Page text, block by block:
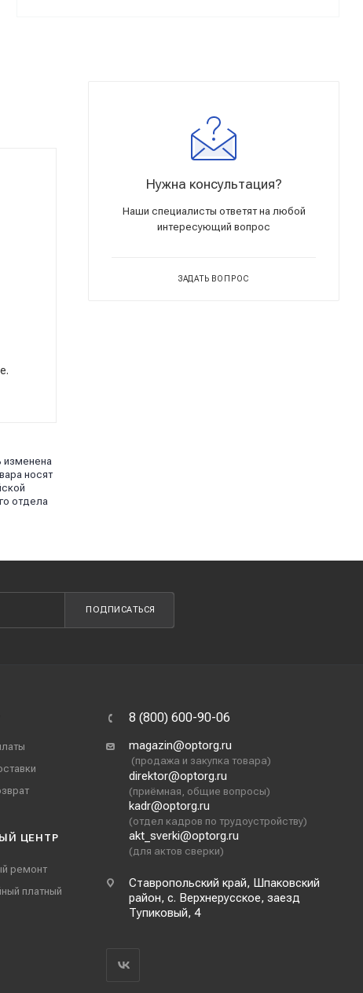
изменена
носят
отдела
Нужна консультация?
Наши специалисты ответят на любой
интересующий вопрос
ЗАДАТЬ ВОПРОС
ПОДПИСАТЬСЯ
ЦЕНТР
ремонт
платный
8 (800) 600-90-06
magazin@optorg.ru
(продажа и закупка товара)
direktor@optorg.ru
(приёмная, общие вопросы)
kadr@optorg.ru
(отдел кадров по трудоустройству)
akt_sverki@optorg.ru
(для актов сверки)
Ставропольский край, Шпаковский
район, с. Верхнерусское, заезд
Тупиковый, 4